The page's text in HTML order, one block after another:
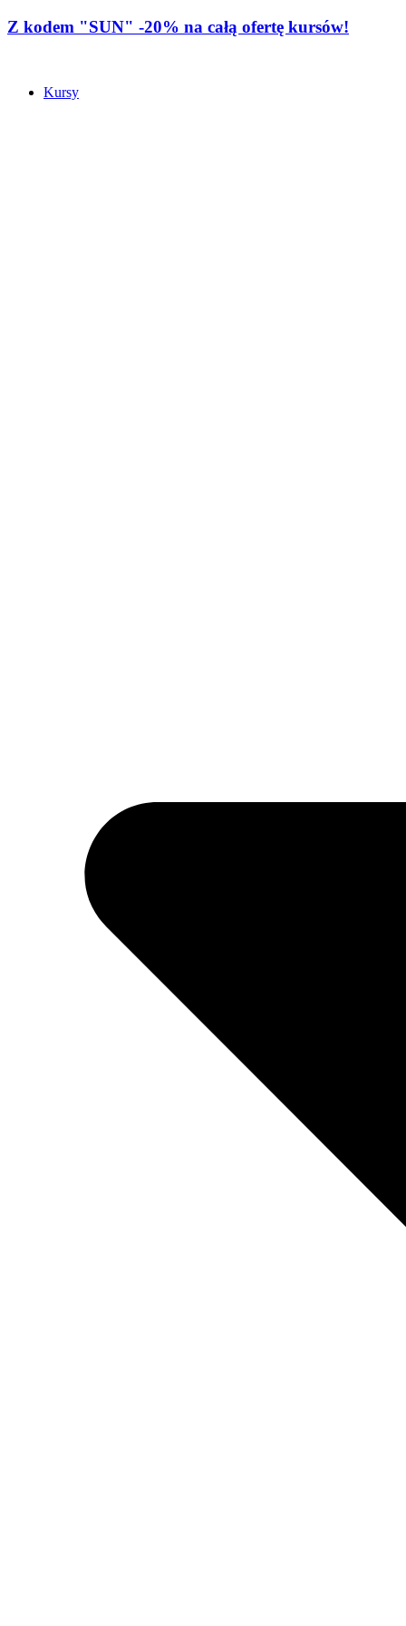
Z kodem "SUN" -20% na całą ofertę kursów!
Kursy